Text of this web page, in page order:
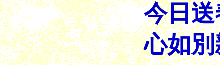
今日
心如